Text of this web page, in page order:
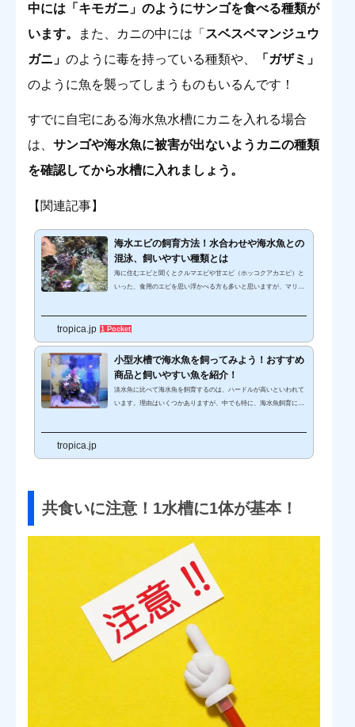
中には「キモガニ」のようにサンゴを食べる種類が
います。
また、カニの中には「 スベスベマンジュウ
ガニ」 のように毒を持っている種類や、 「 ガザミ」
のように魚を襲ってしまうものもいるんです！
すでに自宅にある海水魚水槽にカニを入れる場合
は、 サンゴや海水魚に被害が出ないようカニの種類
を確認してから水槽に入れましょう 。
【関連記事】
海水エビの飼育方法！水合わせや海水魚との
混泳、飼いやすい種類とは
海に住むエビと聞くとクルマエビや甘エビ（ホッコクアカエビ）と
いった、食用のエビを思い浮かべる方も多いと思いますが、マリン
類もいて、海水魚の健康と飼育環境の維持だけでなく、私たちの目
も楽しませてくれます。ここでは、海水エビについて飼育しやすい
種類や飼育方法、混泳や水合わせの方法などをご紹介します。海水
エビとはどのような生物か？特徴エビは十脚目長尾亜目に分類され
ている甲殻類の総...
tropica.jp 1 Pocket
小型水槽で海水魚を飼ってみよう！おすすめ
商品と飼いやすい魚を紹介！
淡水魚に比べて海水魚を飼育するのは、ハードルが高いといわれて
います。理由はいくつかありますが、中でも特に、海水魚飼育には
守れば小型水槽で海水魚を飼育することは可能です。小型水槽であ
tropica.jp
共食いに注意！1水槽に1体が基本！